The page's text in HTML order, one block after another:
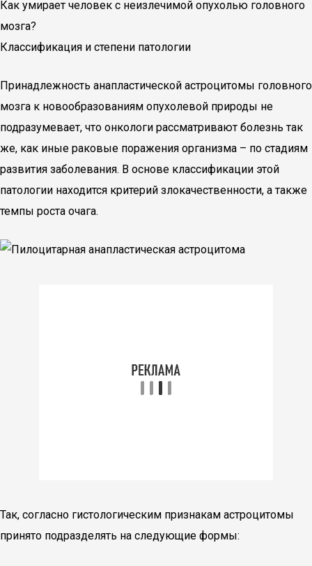
Как умирает человек с неизлечимой опухолью головного
мозга?
Классификация и степени патологии
Принадлежность анапластической астроцитомы головного
мозга к новообразованиям опухолевой природы не
подразумевает, что онкологи рассматривают болезнь так
же, как иные раковые поражения организма – по стадиям
развития заболевания. В основе классификации этой
патологии находится критерий злокачественности, а также
темпы роста очага.
Так, согласно гистологическим признакам астроцитомы
принято подразделять на следующие формы: